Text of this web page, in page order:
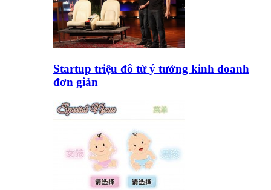
Startup triệu đô từ ý tưởng kinh doanh
đơn giản